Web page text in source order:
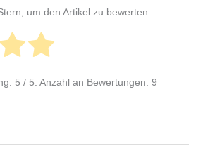
um den Artikel zu bewerten.
5 / 5. Anzahl an Bewertungen: 9